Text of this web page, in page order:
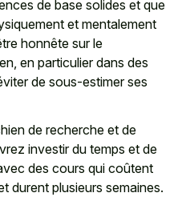
de base solides et que
et mentalement
honnête sur le
en particulier dans des
de sous-estimer ses
de recherche et de
investir du temps et de
des cours qui coûtent
durent plusieurs semaines.